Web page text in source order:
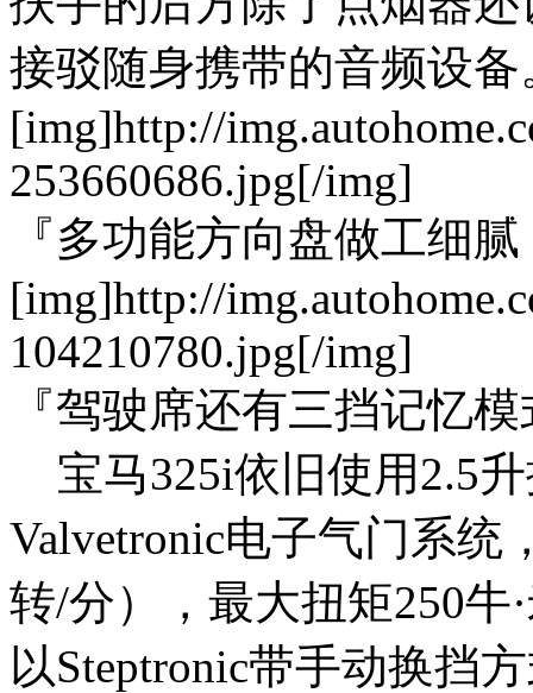
接驳随身携带的音频设备
[img]http://
253660686.jpg[/img]
『多功能方向盘做工细
[img]http://
104210780.jpg[/img]
『驾驶席还有三挡记忆
宝马325i依旧使用2.5
Valvetronic电子气门系统
转/分），最大扭矩250牛
以Steptronic带手动换挡